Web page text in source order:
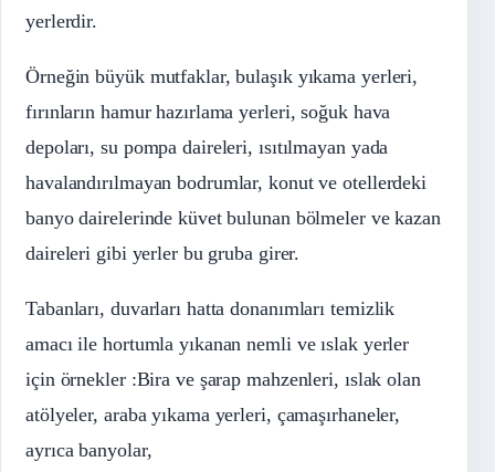
yerlerdir.
Örneğin büyük mutfaklar, bulaşık yıkama yerleri,
fırınların hamur hazırlama yerleri, soğuk hava
depoları, su pompa daireleri, ısıtılmayan yada
havalandırılmayan bodrumlar, konut ve otellerdeki
banyo dairelerinde küvet bulunan bölmeler ve kazan
daireleri gibi yerler bu gruba girer.
Tabanları, duvarları hatta donanımları temizlik
amacı ile hortumla yıkanan nemli ve ıslak yerler
için örnekler :Bira ve şarap mahzenleri, ıslak olan
atölyeler, araba yıkama yerleri, çamaşırhaneler,
ayrıca banyolar,